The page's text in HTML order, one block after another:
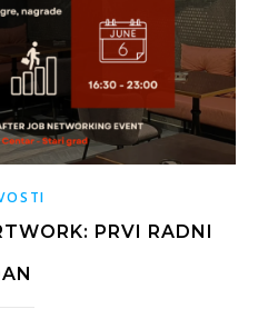
PRVI RADNI